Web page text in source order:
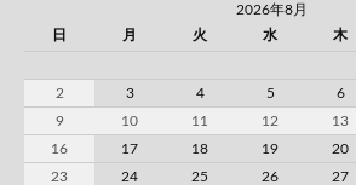
2026年8月
日
月 火 水 木
2
3 4 5 6
9
10 11 12 13
16
17 18 19 20
23
24 25 26 27